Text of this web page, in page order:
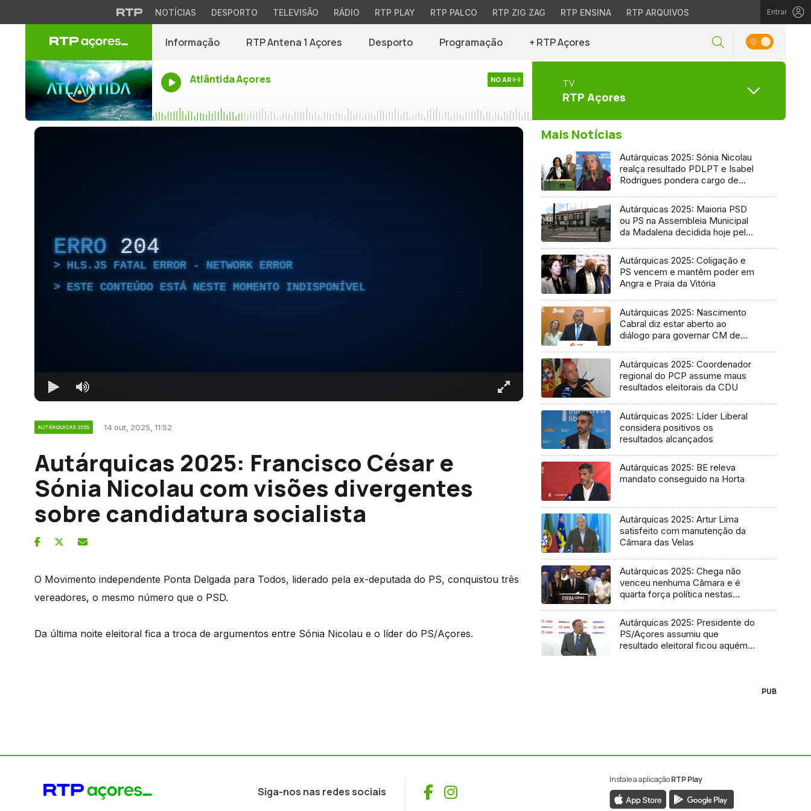
NOTÍCIAS DESPORTO TELEVISÃO RÁDIO RTP PLAY RTP PALCO RTP ZIG ZAG RTP ENSINA RTP ARQUIVOS Entrar
Informação RTP Antena 1 Açores Desporto Programação + RTP Açores
Atlântida Açores NO AR TV
RTP Açores
ERRO 204
HLS.JS FATAL ERROR - NETWORK ERROR
ESTE CONTEÚDO ESTÁ NESTE MOMENTO INDISPONÍVEL
AUTÁRQUICAS 2025 14 out, 2025, 11:52
Autárquicas 2025: Francisco César e
Sónia Nicolau com visões divergentes
sobre candidatura socialista
O Movimento independente Ponta Delgada para Todos, liderado pela ex-deputada do PS, conquistou três
vereadores, o mesmo número que o PSD.
Da última noite eleitoral fica a troca de argumentos entre Sónia Nicolau e o líder do PS/Açores.
Mais Notícias
Autárquicas 2025: Sónia Nicolau
realça resultado PDLPT e Isabel
Rodrigues pondera cargo de
Autárquicas 2025: Maioria PSD
ou PS na Assembleia Municipal
da Madalena decidida hoje pelo
Autárquicas 2025: Coligação e
PS vencem e mantêm poder em
Angra e Praia da Vitória
Autárquicas 2025: Nascimento
Cabral diz estar aberto ao
diálogo para governar CM de
Autárquicas 2025: Coordenador
regional do PCP assume maus
resultados eleitorais da CDU
Autárquicas 2025: Líder Liberal
considera positivos os
resultados alcançados
Autárquicas 2025: BE releva
mandato conseguido na Horta
Autárquicas 2025: Artur Lima
satisfeito com manutenção da
Câmara das Velas
Autárquicas 2025: Chega não
venceu nenhuma Câmara e é
quarta força política nestas
Autárquicas 2025: Presidente do
PS/Açores assumiu que
resultado eleitoral ficou aquém
PUB
Siga-nos nas redes sociais Facebook
Instagram
Instale a aplicaçãoRTP Play